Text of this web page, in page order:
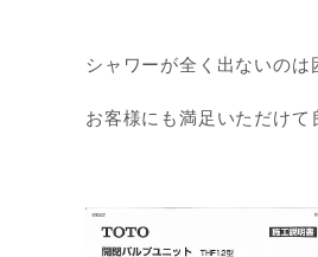
シャワーが全く出ないのは
お客様にも満足いただけて